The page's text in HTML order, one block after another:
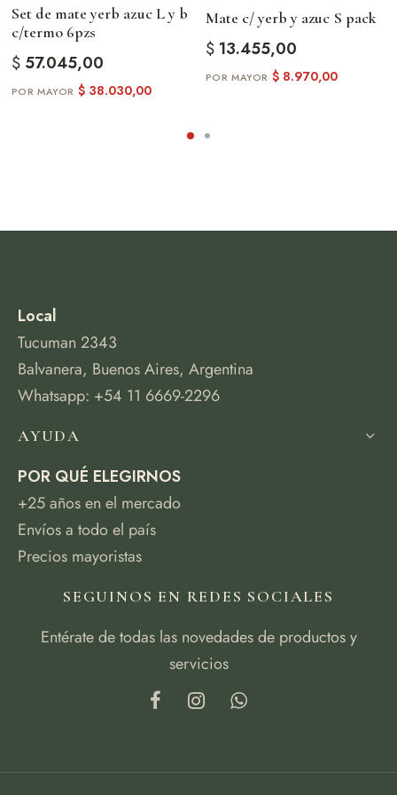
Set de mate yerb azuc L y b
c/termo 6pzs
$57.045,00
$38.030,00
Mate c/ yerb y azuc S pack
$13.455,00
$8.970,00
Local
Tucuman 2343
Balvanera, Buenos Aires, Argentina
Whatsapp: +54 11 6669-2296
AYUDA
POR QUÉ ELEGIRNOS
+25 años en el mercado
Envíos a todo el país
Precios mayoristas
SEGUINOS EN REDES SOCIALES
Entérate de todas las novedades de productos y
servicios